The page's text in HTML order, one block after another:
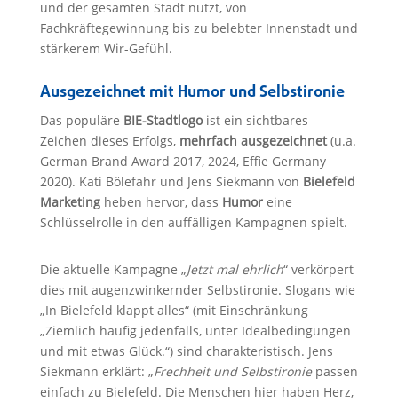
und der gesamten Stadt nützt, von
Fachkräftegewinnung bis zu belebter Innenstadt und
stärkerem Wir-Gefühl.
Ausgezeichnet mit Humor und Selbstironie
Das populäre BIE-Stadtlogoist ein sichtbares
Zeichen dieses Erfolgs, mehrfach ausgezeichnet(u.a.
German Brand Award 2017, 2024, Effie Germany
2020). Kati Bölefahr und Jens Siekmann von Bielefeld
Marketingheben hervor, dass Humoreine
Schlüsselrolle in den auffälligen Kampagnen spielt.
Die aktuelle Kampagne „Jetzt mal ehrlich“ verkörpert
dies mit augenzwinkernder Selbstironie. Slogans wie
„In Bielefeld klappt alles“ (mit Einschränkung
„Ziemlich häufig jedenfalls, unter Idealbedingungen
und mit etwas Glück.“) sind charakteristisch. Jens
Siekmann erklärt: „Frechheit und Selbstironiepassen
einfach zu Bielefeld. Die Menschen hier haben Herz,